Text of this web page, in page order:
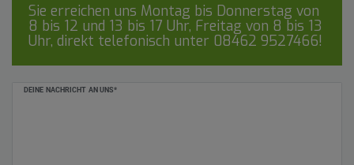
Sie erreichen uns Montag bis Donnerstag von
8 bis 12 und 13 bis 17 Uhr, Freitag von 8 bis 13
Uhr, direkt telefonisch unter 08462 9527466!
DEINE NACHRICHT AN UNS*
Ceres::Template.mailFormHoneypotLabel